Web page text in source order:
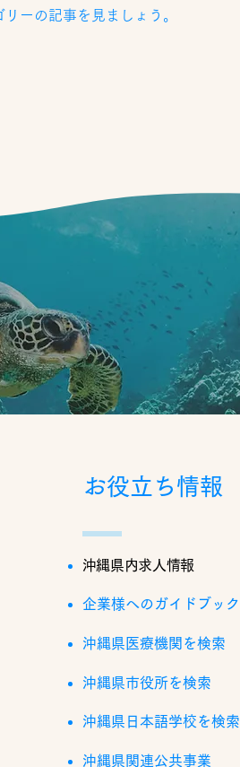
ーの記事を見ましょう。
お役立ち情報
沖縄県内求人情報
企業様へのガイドブック
沖縄県医療機関を検索
沖縄県市役所を検索
沖縄県日本語学校を検索
沖縄県関連公共事業